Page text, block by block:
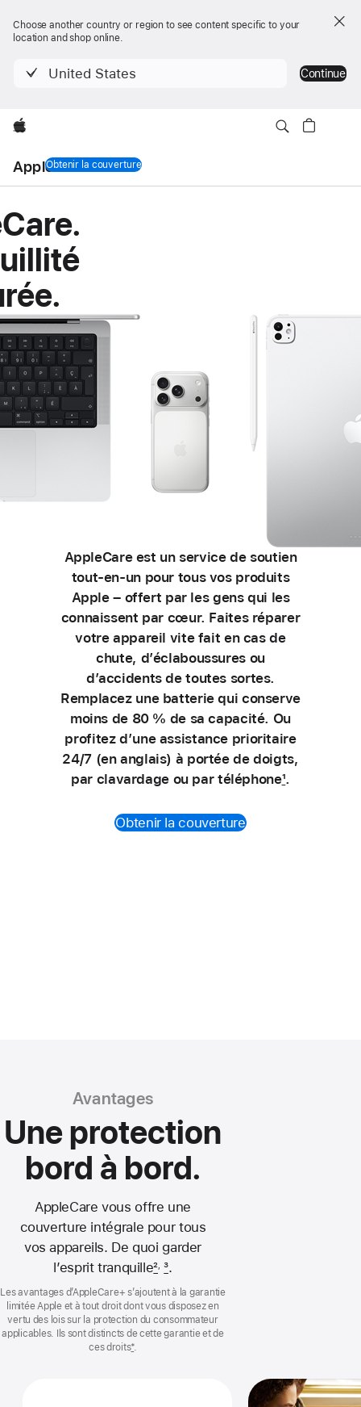
Choose another country or region to see content specific to your
location and shop online.
United States Continue
Apple
AppleCare
Obtenir la couverture
AppleCare est un service de soutien
tout‑en‑un pour tous vos produits
Apple – offert par les gens qui les
connaissent par cœur. Faites réparer
votre appareil vite fait en cas de
chute, d’éclaboussures ou
d’accidents de toutes sortes.
Remplacez une batterie qui conserve
moins de 80 % de sa capacité. Ou
profitez d’une assistance prioritaire
24/7 (en anglais) à portée de doigts,
par clavardage ou par téléphone1.
Obtenir la couverture
Avantages
Une protection
bord à bord.
AppleCare vous offre une
couverture intégrale pour tous
vos appareils. De quoi garder
l’esprit tranquille2, 3.
Les avantages d’AppleCare+ s’ajoutent à la garantie
limitée Apple et à tout droit dont vous disposez en
vertu des lois sur la protection du consommateur
applicables. Ils sont distincts de cette garantie et de
ces droits*.